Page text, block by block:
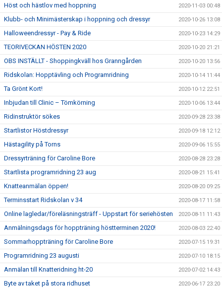
Höst och hästlov med hoppning 2020-11-03 00:48
Klubb- och Minimästerskap i hoppning och dressyr 2020-10-26 13:08
Halloweendressyr - Pay & Ride 2020-10-23 14:29
TEORIVECKAN HÖSTEN 2020 2020-10-20 21:21
OBS INSTÄLLT - Shoppingkväll hos Granngården 2020-10-20 13:56
Ridskolan: Hopptävling och Programridning 2020-10-14 11:44
Ta Grönt Kort! 2020-10-12 22:51
Inbjudan till Clinic – Tömkörning 2020-10-06 13:44
Ridinstruktör sökes 2020-09-28 23:38
Startlistor Höstdressyr 2020-09-18 12:12
Hästagility på Torns 2020-09-06 15:55
Dressyrträning för Caroline Bore 2020-08-28 23:28
Startlista programridning 23 aug 2020-08-21 15:41
Knatteanmälan öppen! 2020-08-20 09:25
Terminsstart Ridskolan v 34 2020-08-17 11:58
Online lagledar/föreläsningsträff - Uppstart för seriehösten 2020-08-11 11:43
Anmälningsdags för hoppträning höstterminen 2020! 2020-08-03 22:40
Sommarhoppträning för Caroline Bore 2020-07-15 19:31
Programridning 23 augusti 2020-07-10 18:15
Anmälan till Knatteridning ht-20 2020-07-02 14:43
Byte av taket på stora ridhuset 2020-06-17 23:20